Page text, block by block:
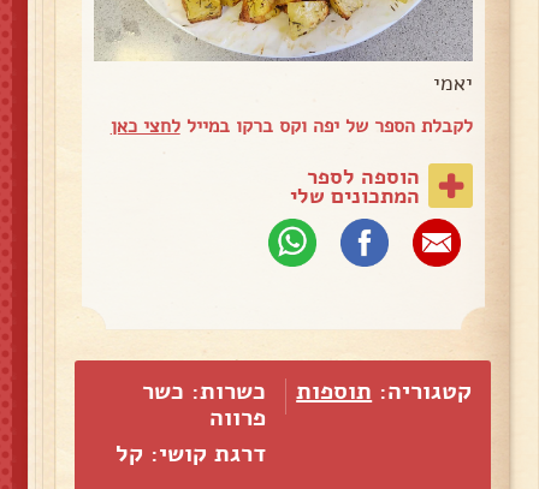
יאמי
לקבלת הספר של יפה וקס ברקו במייללחצי כאן
הוספה לספר
המתכונים שלי
קטגוריה: תוספות
כשרות: כשר
פרווה
דרגת קושי: קל